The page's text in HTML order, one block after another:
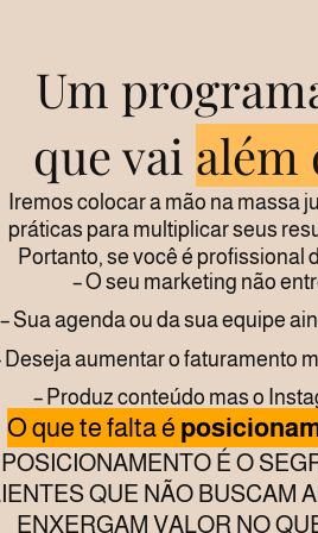
Um
que vai além
Iremos colocar a mão na massa
práticas para multiplicar seus
Portanto, se você é profissional
– O seu marketing não
– Sua agenda ou da sua equipe
Deseja aumentar o faturamento
– Produz conteúdo mas o
O que te falta é
POSICIONAMENTO É O
QUE NÃO BUSCAM
ENXERGAM VALOR NO